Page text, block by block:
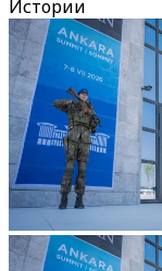
Истории